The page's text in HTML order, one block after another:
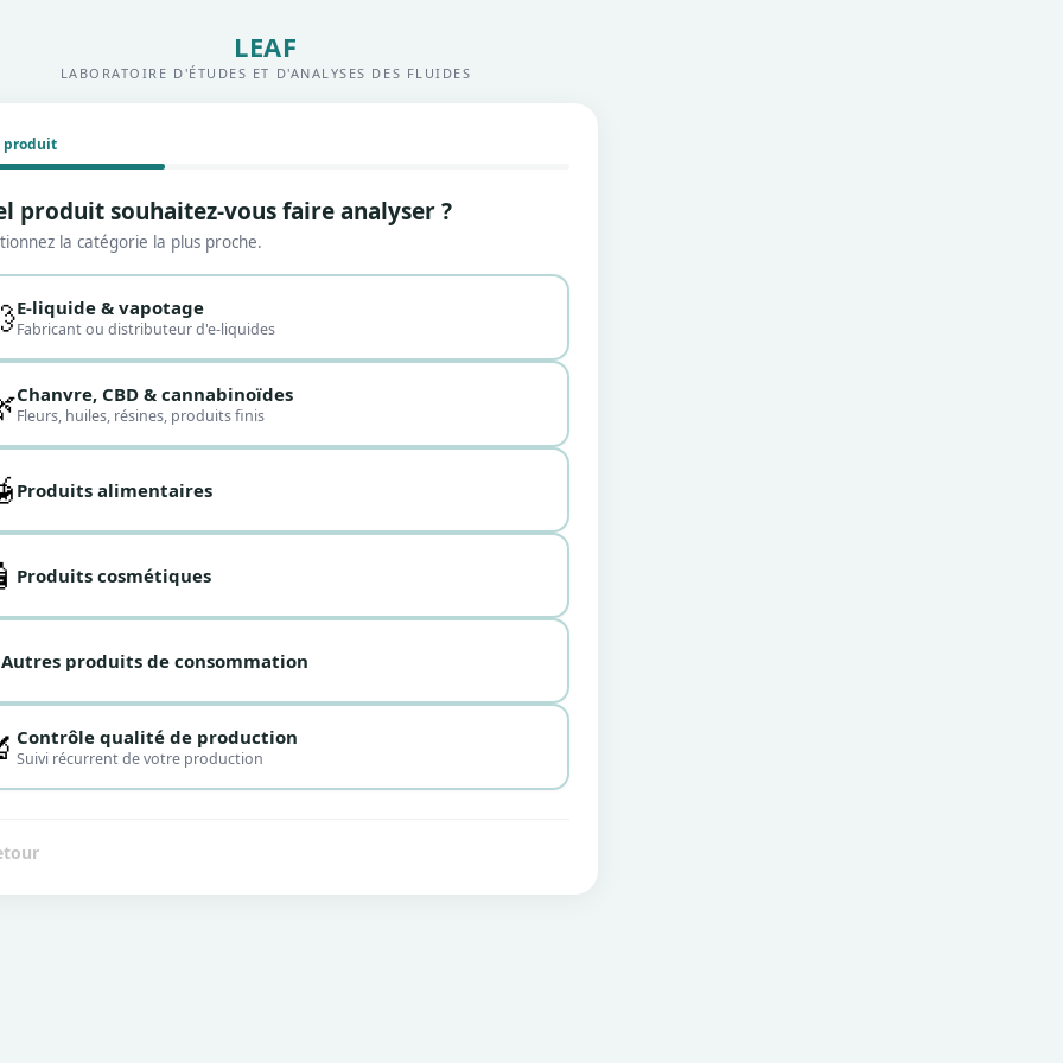
LEAF
LABORATOIRE D'ÉTUDES ET D'ANALYSES DES FLUIDES
produit
produit souhaitez-vous faire analyser ?
la catégorie la plus proche.
E-liquide & vapotage
Fabricant ou distributeur d'e-liquides
Chanvre, CBD & cannabinoïdes
Fleurs, huiles, résines, produits finis
Produits alimentaires
Produits cosmétiques
Autres produits de consommation
Contrôle qualité de production
Suivi récurrent de votre production